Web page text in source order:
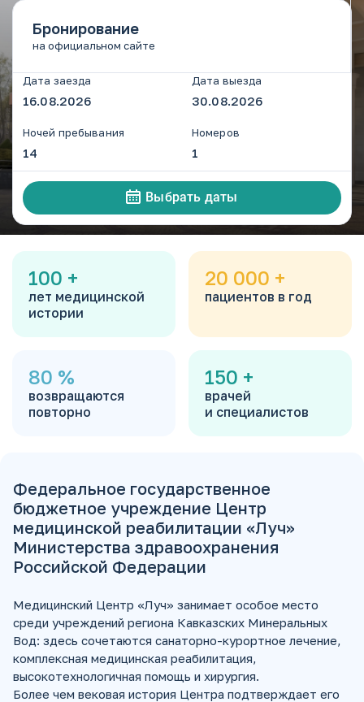
+7 (965) 143-00-20
Ставропольский край, г. Кисловодск, ул. А. Реброва 10
Бронирование
на официальном сайте
Дата заезда Дата выезда
Ночей пребывания Номеров
Выбрать даты
100 +
лет медицинской
истории
20 000 +
пациентов в год
80 %
возвращаются
повторно
150 +
врачей
и специалистов
Федеральное государственное
бюджетное учреждение Центр
медицинской реабилитации «Луч»
Министерства здравоохранения
Российской Федерации
Медицинский Центр «Луч» занимает особое место
среди учреждений региона Кавказских Минеральных
Вод: здесь сочетаются санаторно-курортное лечение,
комплексная медицинская реабилитация,
высокотехнологичная помощь и хирургия.
Более чем вековая история Центра подтверждает его